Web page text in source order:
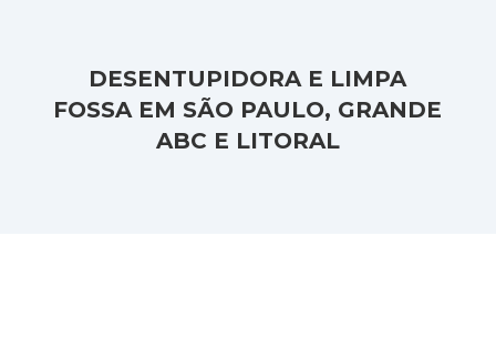
DESENTUPIDORA E LIMPA
FOSSA EM SÃO PAULO, GRANDE
ABC E LITORAL